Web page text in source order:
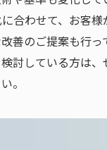
合わせて、お客
善のご提案も行っ
討している方は
。